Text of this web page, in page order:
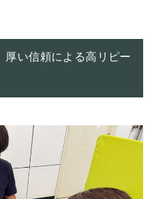
厚い信頼による高リピー